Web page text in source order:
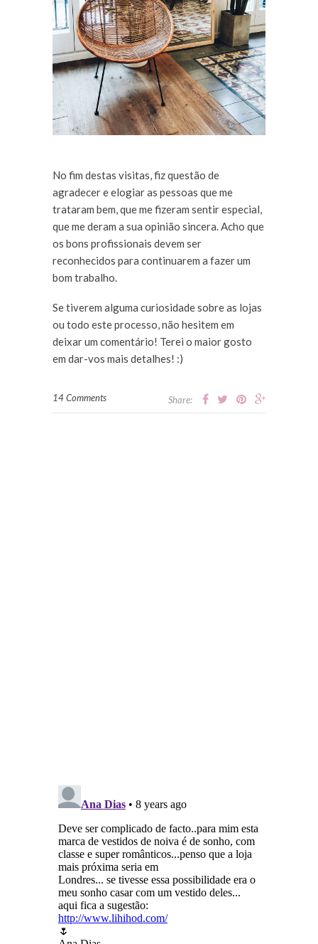
No fim destas visitas, fiz questão de
agradecer e elogiar as pessoas que me
trataram bem, que me fizeram sentir especial,
que me deram a sua opinião sincera. Acho que
os bons profissionais devem ser
reconhecidos para continuarem a fazer um
bom trabalho.
Se tiverem alguma curiosidade sobre as lojas
ou todo este processo, não hesitem em
deixar um comentário! Terei o maior gosto
em dar-vos mais detalhes! :)
14 Comments Share: